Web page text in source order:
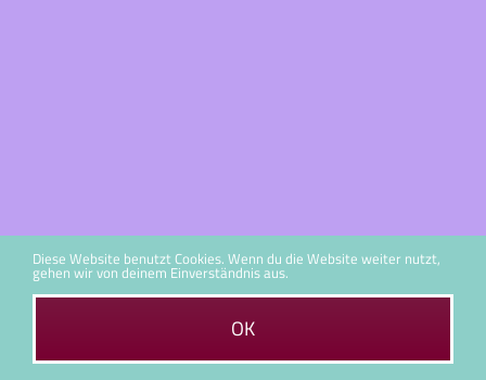
Diese Website benutzt Cookies. Wenn du die Website weiter nutzt,
gehen wir von deinem Einverständnis aus.
OK